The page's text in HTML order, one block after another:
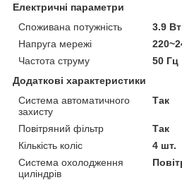
Електричні параметри
Споживана потужність
3.9 Вт
Напруга мережі
Частота струму
50 Гц
Додаткові характеристики
Система автоматичного
захисту
Так
Повітряний фільтр
Так
Кількість коліс
4 шт.
Система охолодження
циліндрів